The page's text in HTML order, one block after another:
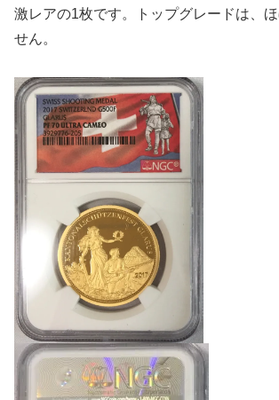
激レアの1枚です。トップグレードは、
せん。